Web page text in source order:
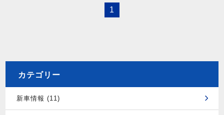
1
カテゴリー
新車情報 (11)